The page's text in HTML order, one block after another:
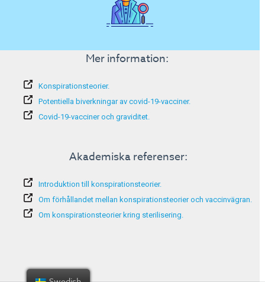
Mer information:
Konspirationsteorier.
Potentiella biverkningar av covid-19-vacciner.
Covid-19-vacciner och graviditet.
Akademiska referenser:
Introduktion till konspirationsteorier.
Om förhållandet mellan konspirationsteorier och vaccinvägran.
Om konspirationsteorier kring sterilisering.